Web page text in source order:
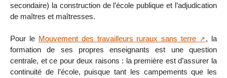
secondaire) la construction de l’école publique et l’adjudication
de maîtres et maîtresses.
Pour le Mouvement des travailleurs ruraux sans terre
, la
formation de ses propres enseignants est une question
centrale, et ce pour deux raisons : la première est d’assurer la
continuité de l’école, puisque tant les campements que les